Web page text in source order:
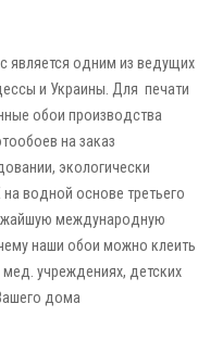
является одним из ведущих
и Украины. Для печати
обои производства
на заказ
экологически
водной основе третьего
международную
наши обои можно клеить
учреждениях, детских
дома